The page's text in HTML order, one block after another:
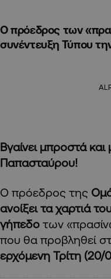
Ο πρόεδρος των
συνέντευξη Τύπου
Βγαίνει μπροστά και
Παπασταύρου!
Ο πρόεδρος της
ανοίξει τα χαρτιά
γήπεδο των
που θα προβληθεί
ερχόμενη Τρίτη (20/